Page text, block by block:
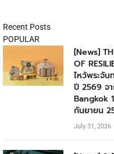
Recent Posts
POPULAR
[News]
OF
ไหว้พระจัน
ปี 2569 จ
Bangkok
กันยายน
July 31, 2026